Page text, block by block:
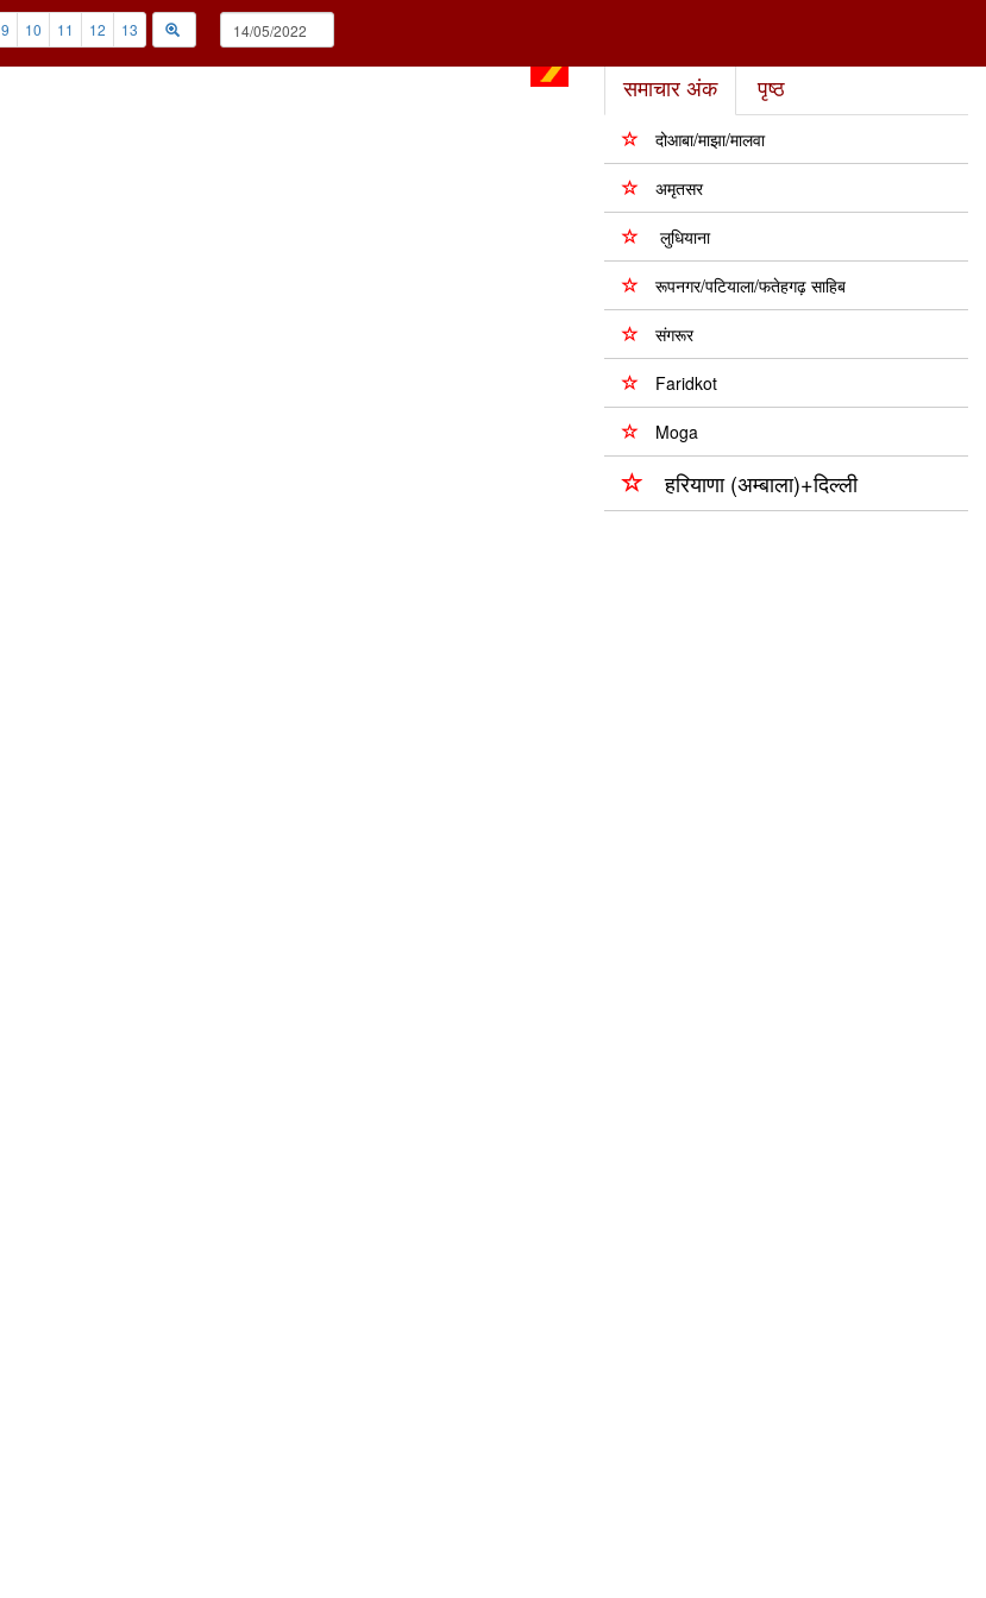
9 10 11 12 13
समाचार अंक पृष्ठ
दोआबा/माझा/मालवा
अमृतसर
लुधियाना
रूपनगर/पटियाला/फतेहगढ़ साहिब
संगरूर
Faridkot
Moga
हरियाणा (अम्बाला)+दिल्ली